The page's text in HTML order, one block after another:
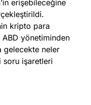
erişebileceğine
kripto para
ABD yönetiminden
gelecekte neler
soru işaretleri